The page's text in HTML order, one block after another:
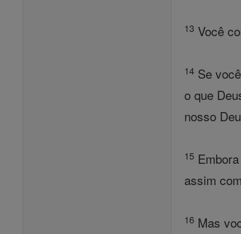
13 Você
14 Se
o que
nosso
15
assim
16 Mas